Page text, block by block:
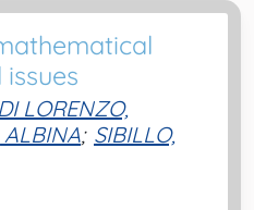
DI LORENZO,
ALBINA; SIBILLO,